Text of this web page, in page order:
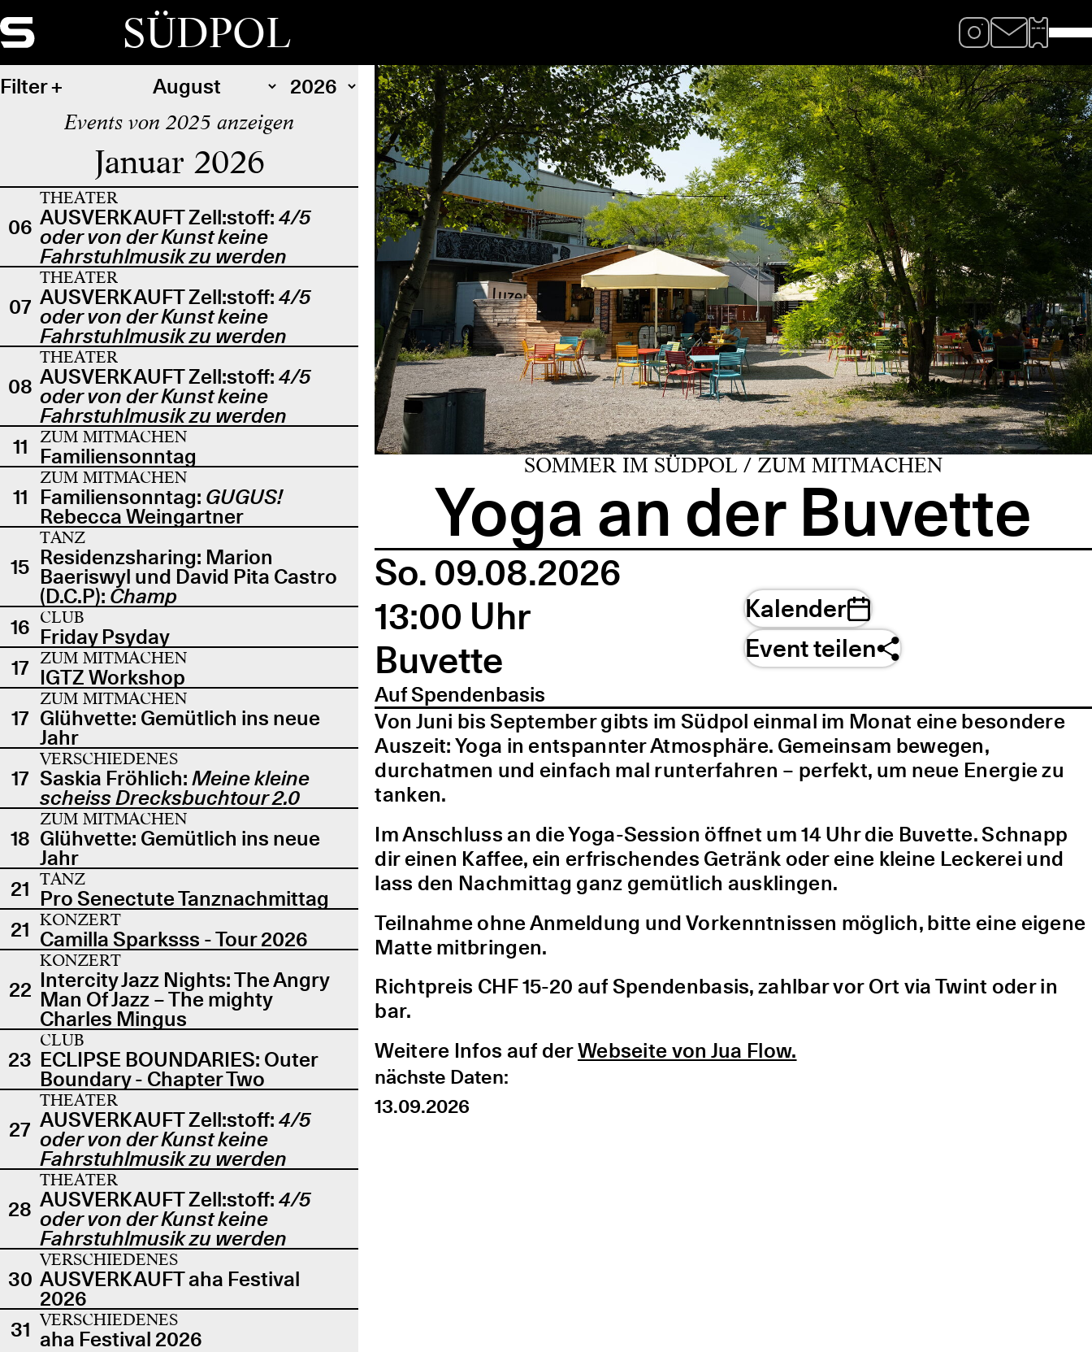
SÜDPOL
Filter
Events von 2025 anzeigen
Januar 2026
06
THEATER
AUSVERKAUFT Zell:stoff: 4/5
oder von der Kunst keine
Fahrstuhlmusik zu werden
07
THEATER
AUSVERKAUFT Zell:stoff: 4/5
oder von der Kunst keine
Fahrstuhlmusik zu werden
08
THEATER
AUSVERKAUFT Zell:stoff: 4/5
oder von der Kunst keine
Fahrstuhlmusik zu werden
11
ZUM MITMACHEN
Familiensonntag
11
ZUM MITMACHEN
Familiensonntag: GUGUS!
Rebecca Weingartner
15
TANZ
Residenzsharing: Marion
Baeriswyl und David Pita Castro
(D.C.P): Champ
16 CLUB
Friday Psyday
17 ZUM MITMACHEN
IGTZ Workshop
17
ZUM MITMACHEN
Glühvette: Gemütlich ins neue
Jahr
17
VERSCHIEDENES
Saskia Fröhlich: Meine kleine
scheiss Drecksbuchtour 2.0
18
ZUM MITMACHEN
Glühvette: Gemütlich ins neue
Jahr
21 TANZ
Pro Senectute Tanznachmittag
21 KONZERT
Camilla Sparksss - Tour 2026
22
KONZERT
Intercity Jazz Nights: The Angry
Man Of Jazz – The mighty
Charles Mingus
23
CLUB
ECLIPSE BOUNDARIES: Outer
Boundary - Chapter Two
27
THEATER
AUSVERKAUFT Zell:stoff: 4/5
oder von der Kunst keine
Fahrstuhlmusik zu werden
28
THEATER
AUSVERKAUFT Zell:stoff: 4/5
oder von der Kunst keine
Fahrstuhlmusik zu werden
30
VERSCHIEDENES
AUSVERKAUFT aha Festival
2026
31 VERSCHIEDENES
aha Festival 2026
SOMMER IM SÜDPOL / ZUM MITMACHEN
Yoga an der Buvette
So. 09.08.2026
13:00 Uhr
Buvette
Auf Spendenbasis
Kalender
Event teilen
Von Juni bis September gibts im Südpol einmal im Monat eine besondere
Auszeit: Yoga in entspannter Atmosphäre. Gemeinsam bewegen,
durchatmen und einfach mal runterfahren – perfekt, um neue Energie zu
tanken.
Im Anschluss an die Yoga-Session öffnet um 14 Uhr die Buvette. Schnapp
dir einen Kaffee, ein erfrischendes Getränk oder eine kleine Leckerei und
lass den Nachmittag ganz gemütlich ausklingen.
Teilnahme ohne Anmeldung und Vorkenntnissen möglich, bitte eine eigene
Matte mitbringen.
Richtpreis CHF 15-20 auf Spendenbasis, zahlbar vor Ort via Twint oder in
bar.
Weitere Infos auf derWebseite von Jua Flow.
nächste Daten:
13.09.2026